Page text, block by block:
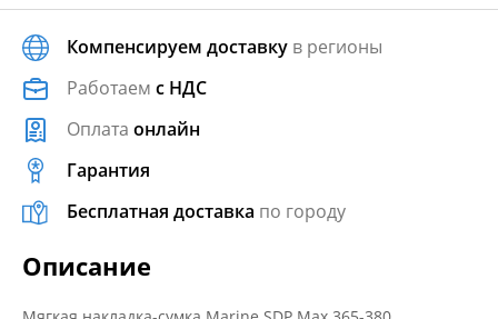
Компенсируем доставку в регионы
Работаем с НДС
Оплата онлайн
Гарантия
Бесплатная доставка по городу
Описание